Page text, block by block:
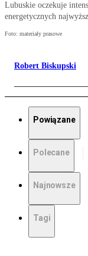
Lubuskie oczekuje
energetycznych
Foto: materiały prasowe
Robert Biskupski
Powiązane
Polecane
Najnowsze
Tagi